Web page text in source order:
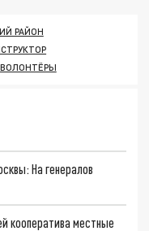
РАЙОН
ВОЛОНТЁРЫ
На генералов
кооператива местные